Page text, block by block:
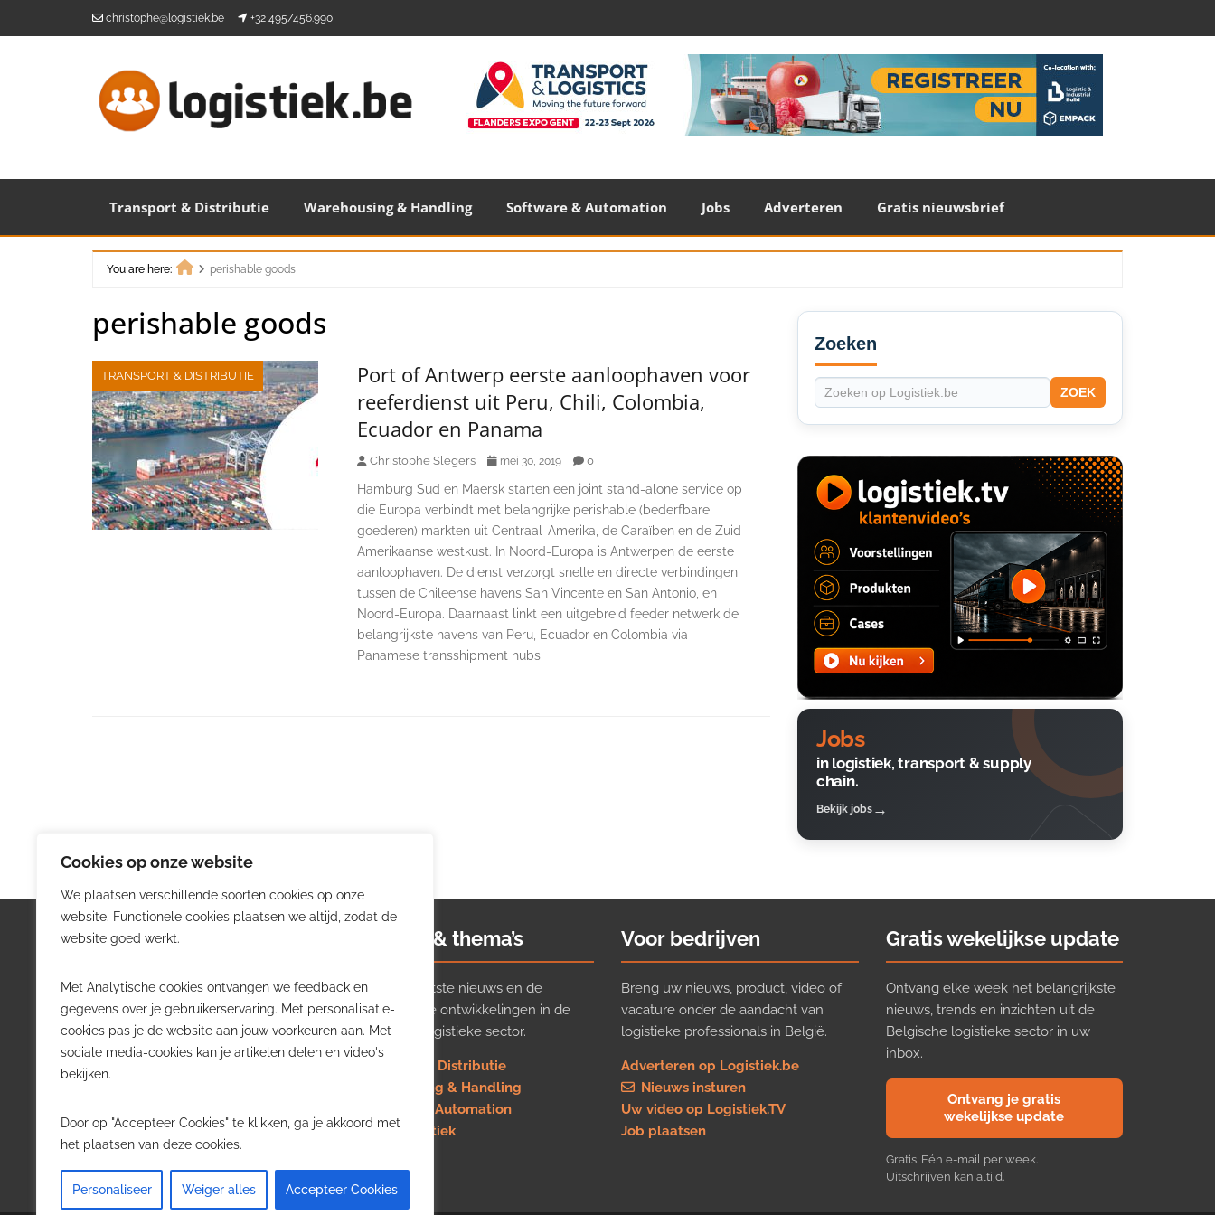
Cookies op onze website
We plaatsen verschillende soorten cookies op onze
website. Functionele cookies plaatsen we altijd, zodat de
website goed werkt.
Met Analytische cookies ontvangen we feedback en
gegevens over je gebruikerservaring. Met personalisatie-
cookies pas je de website aan jouw voorkeuren aan. Met
sociale media-cookies kan je artikelen delen en video's
bekijken.
Door op "Accepteer Cookies" te klikken, ga je akkoord met
het plaatsen van deze cookies.
Personaliseer Weiger alles Accepteer Cookies
christophe@logistiek.be +32 495/456.990
Transport & Distributie Warehousing & Handling Software & Automation Jobs Adverteren Gratis nieuwsbrief
You are here:
perishable goods
perishable goods
TRANSPORT & DISTRIBUTIE
Port of Antwerp eerste aanloophaven voor
reeferdienst uit Peru, Chili, Colombia,
Ecuador en Panama
Christophe Slegers mei 30, 2019 0
Hamburg Sud en Maersk starten een joint stand-alone service op
die Europa verbindt met belangrijke perishable (bederfbare
goederen) markten uit Centraal-Amerika, de Caraïben en de Zuid-
Amerikaanse westkust. In Noord-Europa is Antwerpen de eerste
aanloophaven. De dienst verzorgt snelle en directe verbindingen
tussen de Chileense havens San Vincente en San Antonio, en
Noord-Europa. Daarnaast linkt een uitgebreid feeder netwerk de
belangrijkste havens van Peru, Ecuador en Colombia via
Panamese transshipment hubs
Secondary
Sidebar
Zoeken
ZOEK
Jobs
in logistiek, transport & supply
chain.
Bekijk jobs
Logistiek.be
Logistiek.be brengt dagelijks nieuws,
trends en praktijkverhalen over
transport, warehousing, supply chain
en automatisering in België.
willen volgen.
Nieuws & thema’s
Volg het laatste nieuws en de
belangrijkste ontwikkelingen in de
Belgische logistieke sector.
Transport & Distributie
Warehousing & Handling
Software & Automation
Job in logistiek
Voor bedrijven
Breng uw nieuws, product, video of
vacature onder de aandacht van
logistieke professionals in België.
Adverteren op Logistiek.be
Nieuws insturen
Uw video op Logistiek.TV
Job plaatsen
Gratis wekelijkse update
Ontvang elke week het belangrijkste
nieuws, trends en inzichten uit de
Belgische logistieke sector in uw
inbox.
Ontvang je gratis
wekelijkse update
Gratis. Eén e-mail per week.
Uitschrijven kan altijd.